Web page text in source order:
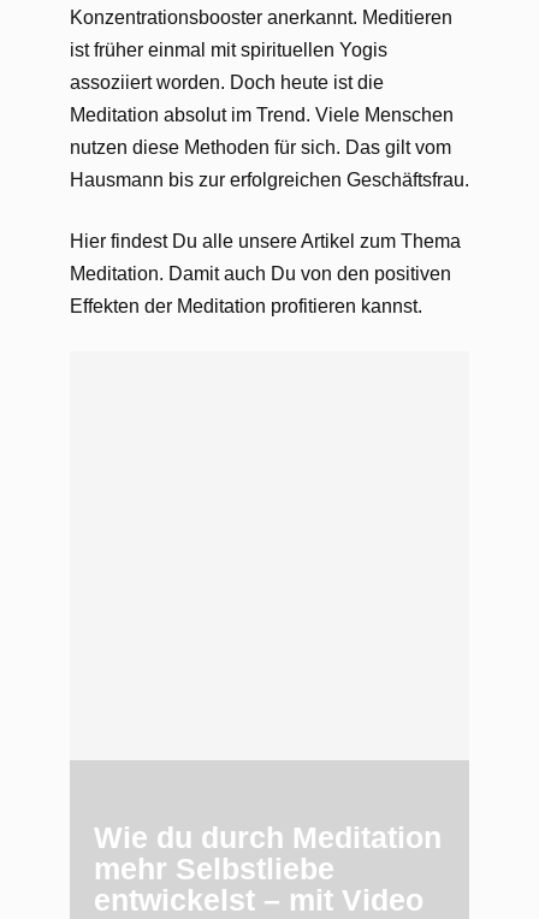
Konzentrationsbooster anerkannt. Meditieren
ist früher einmal mit spirituellen Yogis
assoziiert worden. Doch heute ist die
Meditation absolut im Trend. Viele Menschen
nutzen diese Methoden für sich. Das gilt vom
Hausmann bis zur erfolgreichen Geschäftsfrau.
Hier findest Du alle unsere Artikel zum Thema
Meditation. Damit auch Du von den positiven
Effekten der Meditation profitieren kannst.
Wie du durch Meditation
mehr Selbstliebe
entwickelst – mit Video